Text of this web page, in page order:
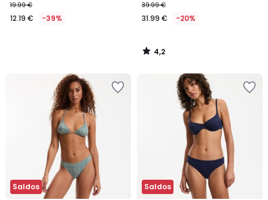
19.99 €
12.19 € -39%
39.99 €
31.99 € -20%
4,2
/
Saldos Saldos